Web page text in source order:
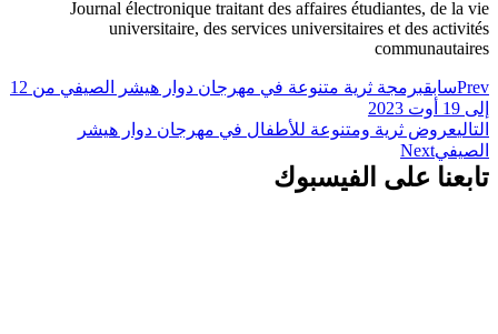
Journal électronique traitant des affaires étudiantes, de la vie
universitaire, des services universitaires et des activités
communautaires
Prevسابق
برمجة ثرية متنوعة في مهرجان دوار هيشر الصيفي من 12
إلى 19 أوت 2023
التاليعروض ثرية ومتنوعة للأطفال في مهرجان دوار هيشر
الصيفيNext
تابعنا على الفيسبوك